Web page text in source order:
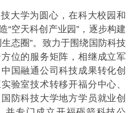
大学为圆心，在科大校园和
“空天科创产业园”，逐步构建
态圈”。致力于围绕国防科技
位的服务矩阵，相继成立军
国融通公司科技成果转化创
验室技术转移开福分中心、
防科技大学地方学员就业创